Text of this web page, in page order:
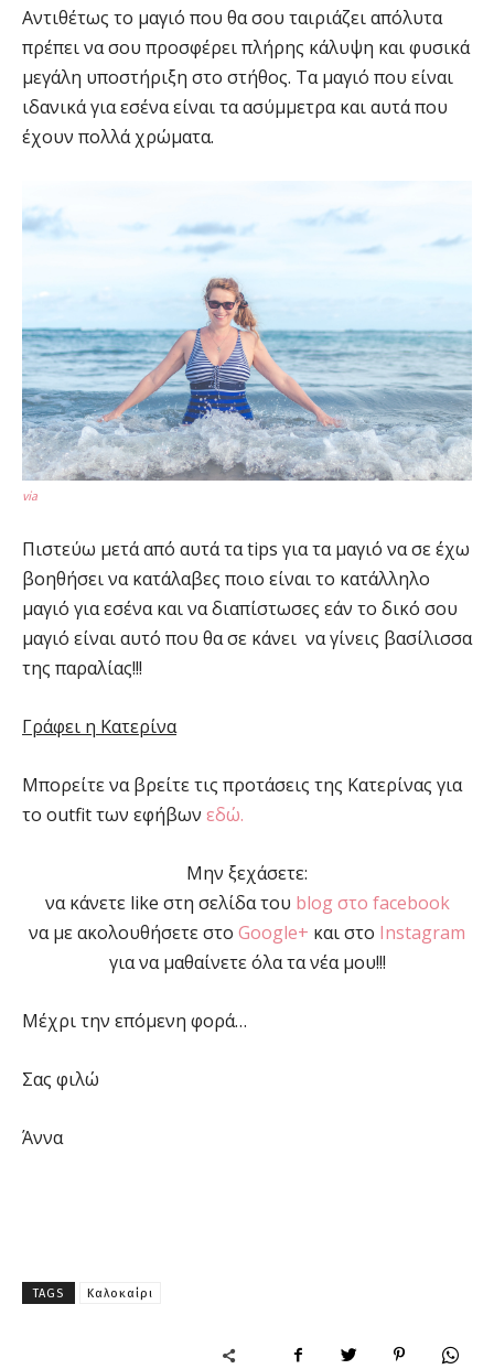
Αντιθέτως το μαγιό που θα σου ταιριάζει απόλυτα
πρέπει να σου προσφέρει πλήρης κάλυψη και φυσικά
μεγάλη υποστήριξη στο στήθος. Τα μαγιό που είναι
ιδανικά για εσένα είναι τα ασύμμετρα και αυτά που
έχουν πολλά χρώματα.
via
Πιστεύω μετά από αυτά τα tips για τα μαγιό να σε έχω
βοηθήσει να κατάλαβες ποιο είναι το κατάλληλο
μαγιό για εσένα και να διαπίστωσες εάν το δικό σου
μαγιό είναι αυτό που θα σε κάνει να γίνεις βασίλισσα
της παραλίας!!!
Γράφει η Κατερίνα
Μπορείτε να βρείτε τις προτάσεις της Κατερίνας για
το outfit των εφήβων εδώ.
Μην ξεχάσετε:
να κάνετε like στη σελίδα του blog στο facebook
να με ακολουθήσετε στο Google+ και στο Instagram
για να μαθαίνετε όλα τα νέα μου!!!
Μέχρι την επόμενη φορά…
Σας φιλώ
Άννα
TAGS Καλοκαίρι